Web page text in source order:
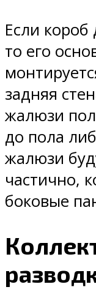
Если
то его
задняя
жалюзи
до пола
жалюзи
частично,
боковые